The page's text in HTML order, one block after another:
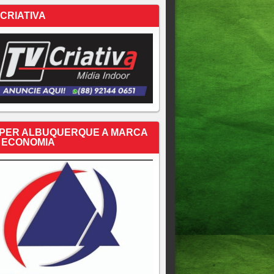
ALBUQUERQUE A MARCA
ECONOMIA